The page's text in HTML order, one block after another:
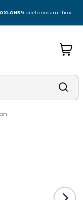
direto no carrinho.x